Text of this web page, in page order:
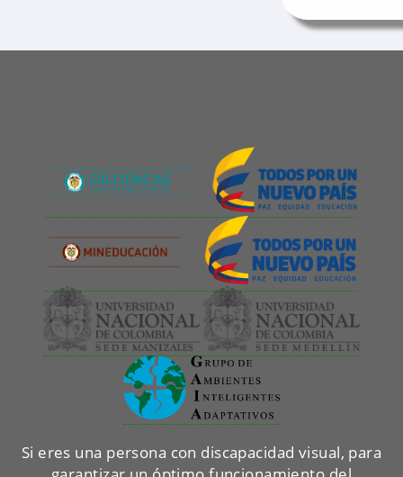
Si eres una persona con discapacidad visual, para